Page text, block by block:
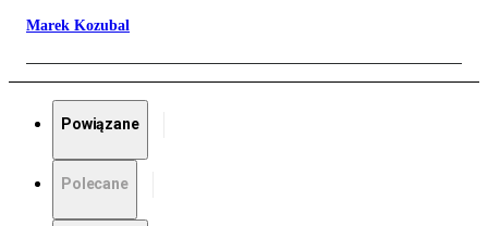
Marek Kozubal
Powiązane
Polecane